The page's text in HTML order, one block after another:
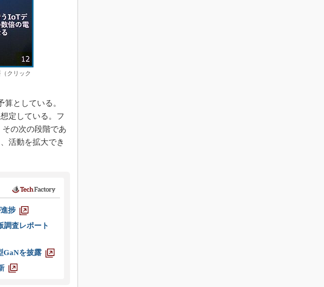
クリック
としている。
定している。フ
の次の段階であ
活動を拡大でき
捗
査レポート
GaNを披露